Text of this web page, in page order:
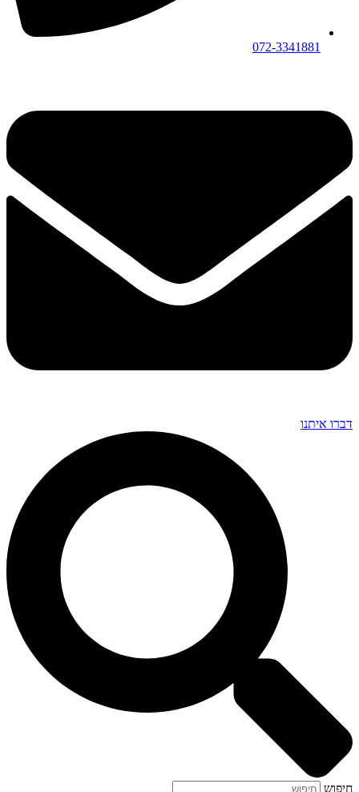
072-3341881
דברו איתנו
חיפוש